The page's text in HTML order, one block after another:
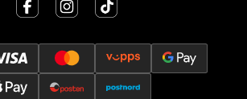
- Strandtorget
2609 Lillehammer
18